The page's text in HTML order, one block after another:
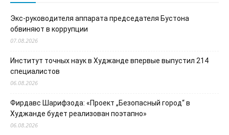
Экс-руководителя аппарата председателя Бустона
обвиняют в коррупции
07.08.2026
Институт точных наук в Худжанде впервые выпустил 214
специалистов
06.08.2026
Фирдавс Шарифзода: «Проект „Безопасный город“ в
Худжанде будет реализован поэтапно»
06.08.2026